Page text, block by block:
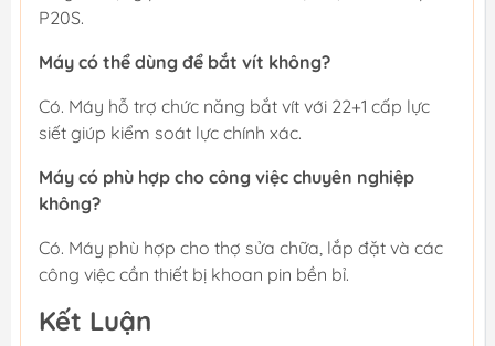
P20S.
Máy có thể dùng để bắt vít không?
Có. Máy hỗ trợ chức năng bắt vít với 22+1 cấp lực
siết giúp kiểm soát lực chính xác.
Máy có phù hợp cho công việc chuyên nghiệp
không?
Có. Máy phù hợp cho thợ sửa chữa, lắp đặt và các
công việc cần thiết bị khoan pin bền bỉ.
Kết Luận